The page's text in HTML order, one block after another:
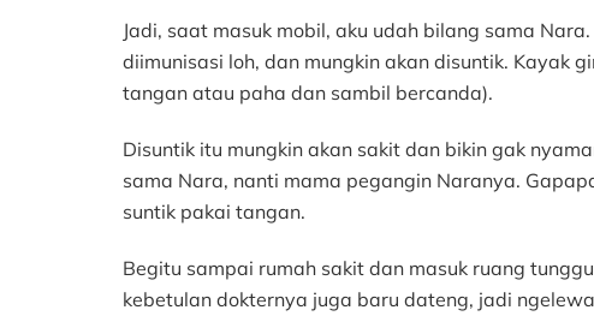
Jadi, saat masuk mobil, aku udah bilang sama
diimunisasi loh, dan mungkin akan disuntik. Kayak
tangan atau paha dan sambil bercanda).
Disuntik itu mungkin akan sakit dan bikin gak
sama Nara, nanti mama pegangin Naranya.
suntik pakai tangan.
Begitu sampai rumah sakit dan masuk ruang
kebetulan dokternya juga baru dateng, jadi